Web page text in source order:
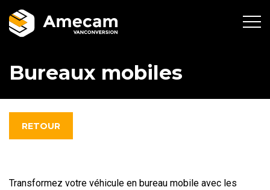
Bureaux mobiles
RETOUR
Transformez votre véhicule en bureau mobile avec les